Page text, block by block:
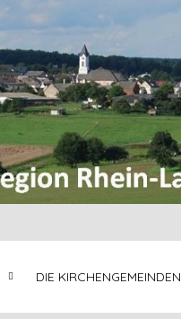
DIE KIRCHENGEMEINDEN